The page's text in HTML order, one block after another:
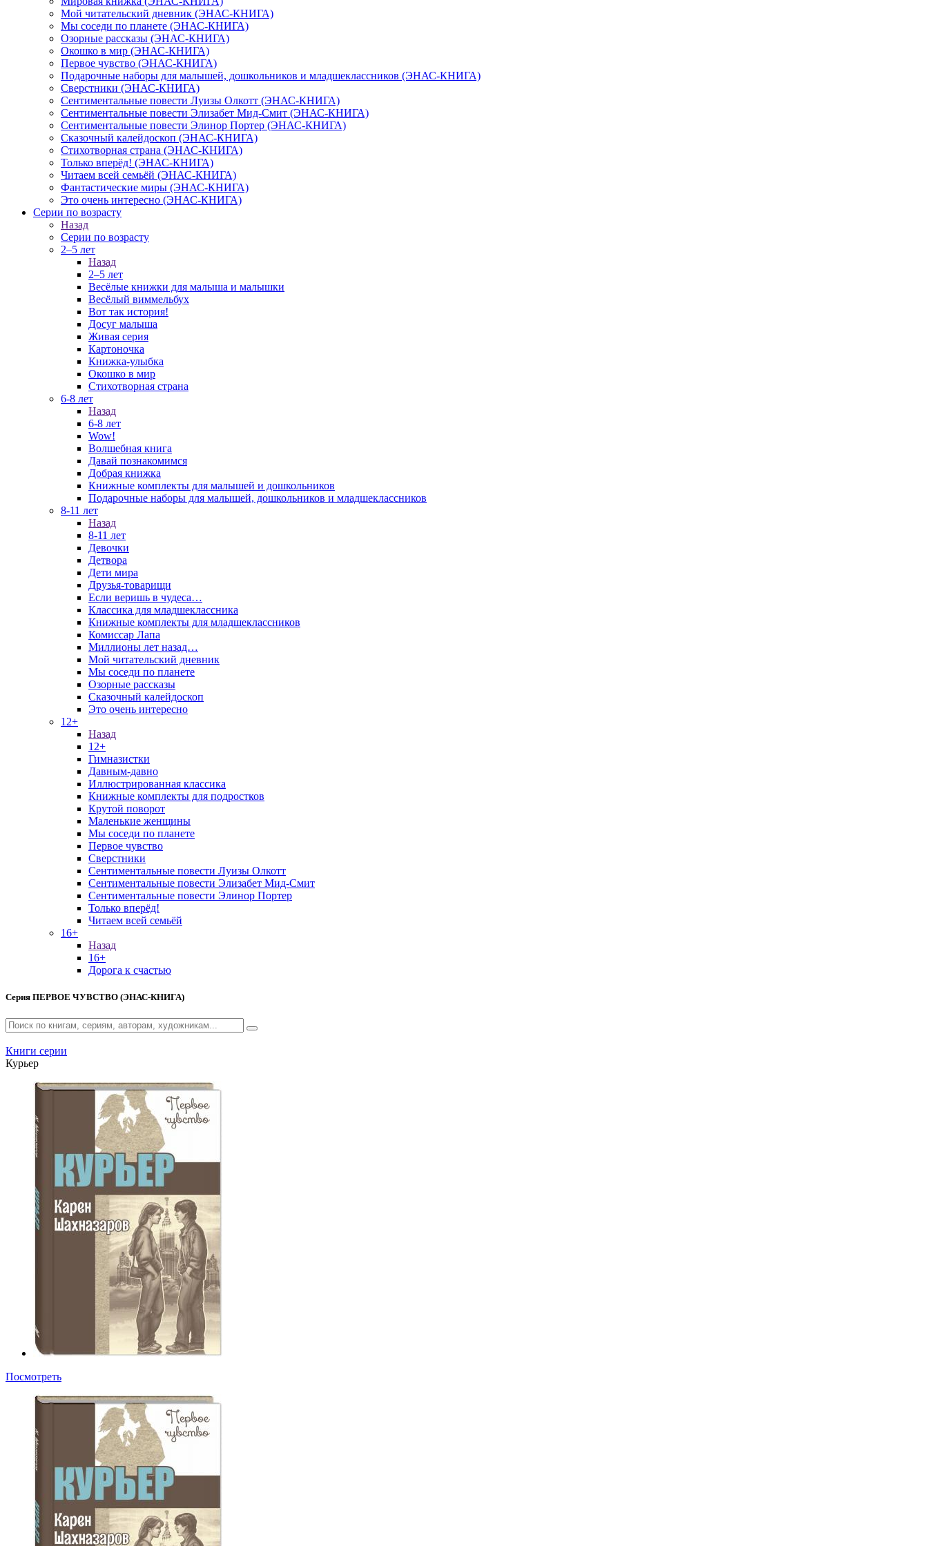
Мой читательский дневник (ЭНАС-КНИГА)
Мы соседи по планете (ЭНАС-КНИГА)
Озорные рассказы (ЭНАС-КНИГА)
Окошко в мир (ЭНАС-КНИГА)
Первое чувство (ЭНАС-КНИГА)
Подарочные наборы для малышей, дошкольников и младшеклассников (ЭНАС-КНИГА)
Сверстники (ЭНАС-КНИГА)
Сентиментальные повести Луизы Олкотт (ЭНАС-КНИГА)
Сентиментальные повести Элизабет Мид-Смит (ЭНАС-КНИГА)
Сентиментальные повести Элинор Портер (ЭНАС-КНИГА)
Сказочный калейдоскоп (ЭНАС-КНИГА)
Стихотворная страна (ЭНАС-КНИГА)
Только вперёд! (ЭНАС-КНИГА)
Читаем всей семьёй (ЭНАС-КНИГА)
Фантастические миры (ЭНАС-КНИГА)
Это очень интересно (ЭНАС-КНИГА)
Серии по возрасту
Назад
Серии по возрасту
2–5 лет
Назад
2–5 лет
Весёлые книжки для малыша и малышки
Весёлый виммельбух
Вот так история!
Досуг малыша
Живая серия
Картоночка
Книжка-улыбка
Окошко в мир
Стихотворная страна
6-8 лет
Назад
6-8 лет
Wow!
Волшебная книга
Давай познакомимся
Добрая книжка
Книжные комплекты для малышей и дошкольников
Подарочные наборы для малышей, дошкольников и младшеклассников
8-11 лет
Назад
8-11 лет
Девочки
Детвора
Дети мира
Друзья-товарищи
Если веришь в чудеса…
Классика для младшеклассника
Книжные комплекты для младшеклассников
Комиссар Лапа
Миллионы лет назад…
Мой читательский дневник
Мы соседи по планете
Озорные рассказы
Сказочный калейдоскоп
Это очень интересно
12+
Назад
12+
Гимназистки
Давным-давно
Иллюстрированная классика
Книжные комплекты для подростков
Крутой поворот
Маленькие женщины
Мы соседи по планете
Первое чувство
Сверстники
Сентиментальные повести Луизы Олкотт
Сентиментальные повести Элизабет Мид-Смит
Сентиментальные повести Элинор Портер
Только вперёд!
Читаем всей семьёй
16+
Назад
16+
Дорога к счастью
Серия ПЕРВОЕ ЧУВСТВО (ЭНАС-КНИГА)
Книги серии
Курьер
Посмотреть